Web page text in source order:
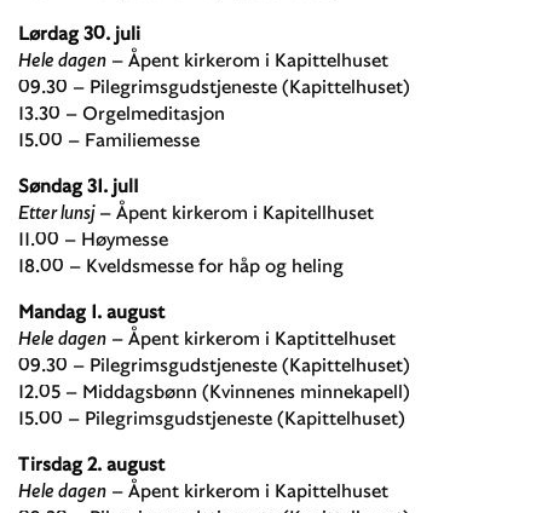
Lørdag 30. juli
Hele dagen – Åpent kirkerom i Kapittelhuset
09.30 – Pilegrimsgudstjeneste (Kapittelhuset)
13.30 – Orgelmeditasjon
15.00 – Familiemesse
Søndag 31. julI
Etter lunsj– Åpent kirkerom i Kapitellhuset
11.00 – Høymesse
18.00 – Kveldsmesse for håp og heling
Mandag 1. august
Hele dagen – Åpent kirkerom i Kaptittelhuset
09.30 – Pilegrimsgudstjeneste (Kapittelhuset)
12.05 – Middagsbønn (Kvinnenes minnekapell)
15.00 – Pilegrimsgudstjeneste (Kapittelhuset)
Tirsdag 2. august
Hele dagen – Åpent kirkerom i Kapittelhuset